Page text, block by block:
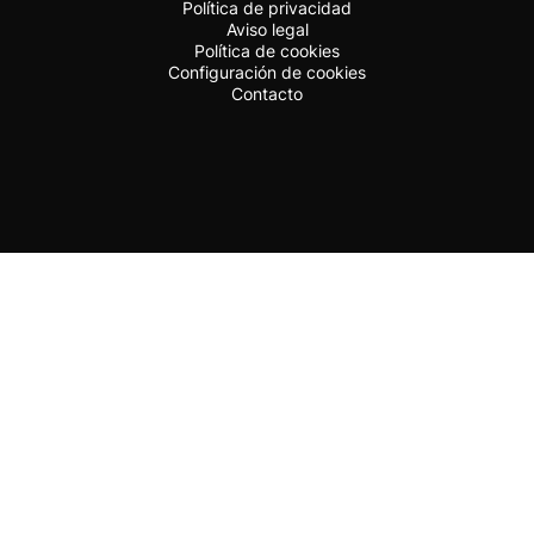
Política de privacidad
Aviso legal
Política de cookies
Configuración de cookies
Contacto